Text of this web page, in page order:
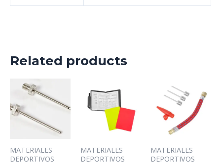
Related products
MATERIALES
DEPORTIVOS
MATERIALES
DEPORTIVOS
MATERIALES
DEPORTIVOS